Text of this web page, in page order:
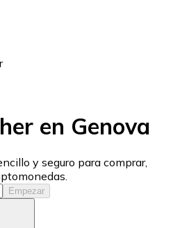
en Genova
y seguro para comprar,
Empezar